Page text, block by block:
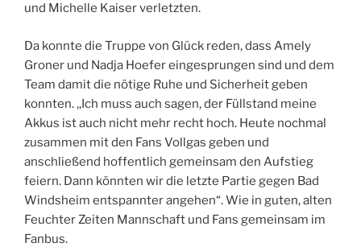
und Michelle Kaiser verletzten.
Da konnte die Truppe von Glück reden, dass Amely
Groner und Nadja Hoefer eingesprungen sind und dem
Team damit die nötige Ruhe und Sicherheit geben
konnten. ,,Ich muss auch sagen, der Füllstand meine
Akkus ist auch nicht mehr recht hoch. Heute nochmal
zusammen mit den Fans Vollgas geben und
anschließend hoffentlich gemeinsam den Aufstieg
feiern. Dann könnten wir die letzte Partie gegen Bad
Windsheim entspannter angehen“. Wie in guten, alten
Feuchter Zeiten Mannschaft und Fans gemeinsam im
Fanbus.